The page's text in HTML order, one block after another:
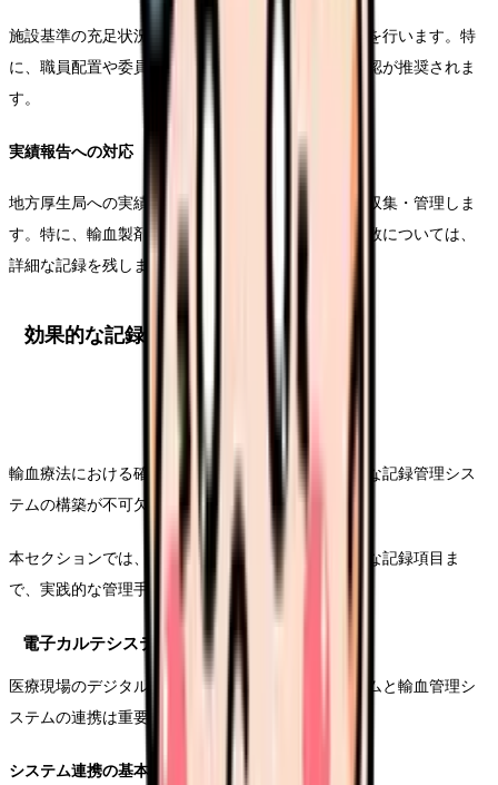
施設基準の充足状況を定期的に確認し、必要な改善を行います。特
に、職員配置や委員会活動については、月次での確認が推奨されま
す。
実績報告への対応
地方厚生局への実績報告に必要なデータを、正確に収集・管理しま
す。特に、輸血製剤の使用状況や輸血療法の実施件数については、
詳細な記録を残します。
効果的な記録管理システムの構築
輸血療法における確実な診療報酬の算定には、適切な記録管理シス
テムの構築が不可欠です。
本セクションでは、電子カルテとの連携から具体的な記録項目ま
で、実践的な管理手法について解説していきます。
電子カルテシステムとの効果的な連携
医療現場のデジタル化が進む中、電子カルテシステムと輸血管理シ
ステムの連携は重要性を増しています。
システム連携の基本設計